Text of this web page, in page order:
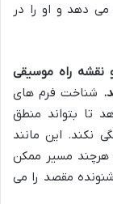
دهد و او را در
نقشه راه موسیقی
شناخت فرم های
تا بتواند منطق
نکند. این مانند
مسیر ممکن
مقصد را می